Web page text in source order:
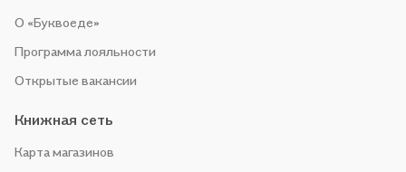
О «Буквоеде»
Программа лояльности
Открытые вакансии
Книжная сеть
Карта магазинов